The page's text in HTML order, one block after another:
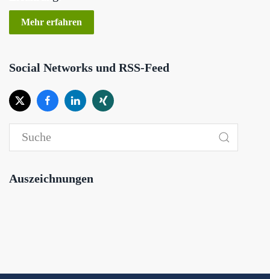
Mehr erfahren
Social Networks und RSS-Feed
Auszeichnungen